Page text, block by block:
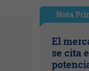
Nota
El
se cita